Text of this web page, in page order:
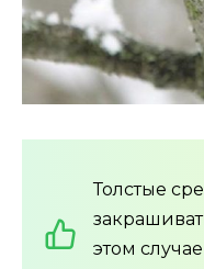
Толстые
этом